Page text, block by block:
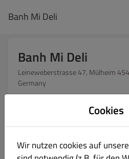
Banh Mi Deli
Banh Mi Deli
Leineweberstrasse 47, Mülheim
Germany
11:00 - 21:00
Online Bestellungen (Delivery):
Online Bestellungen (Pick up):
Cookies
Wir nutzen cookies auf